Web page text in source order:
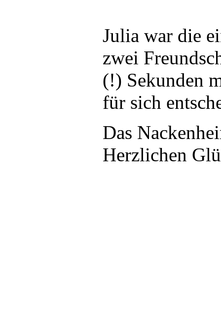
Julia war die
zwei
(!) Sekunden
für sich
Das
Herzlichen